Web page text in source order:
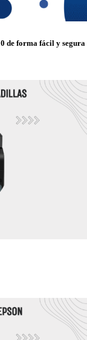
de forma fácil y segura